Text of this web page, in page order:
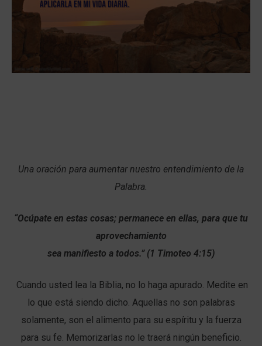
Una oración para aumentar nuestro entendimiento de la
Palabra.
“Ocúpate en estas cosas; permanece en ellas, para que tu
aprovechamiento
sea manifiesto a todos.” (1 Timoteo 4:15)
Cuando usted lea la Biblia, no lo haga apurado. Medite en
lo que está siendo dicho. Aquellas no son palabras
solamente, son el alimento para su espíritu y la fuerza
para su fe. Memorizarlas no le traerá ningún beneficio.